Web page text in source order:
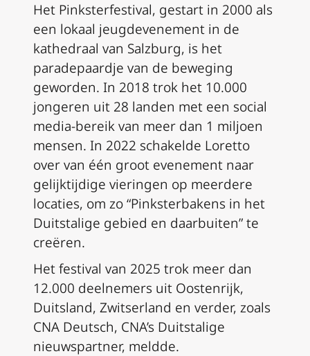
Het Pinksterfestival, gestart in 2000 als
een lokaal jeugdevenement in de
kathedraal van Salzburg, is het
paradepaardje van de beweging
geworden. In 2018 trok het 10.000
jongeren uit 28 landen met een social
media-bereik van meer dan 1 miljoen
mensen. In 2022 schakelde Loretto
over van één groot evenement naar
gelijktijdige vieringen op meerdere
locaties, om zo “Pinksterbakens in het
Duitstalige gebied en daarbuiten” te
creëren.
Het festival van 2025 trok meer dan
12.000 deelnemers uit Oostenrijk,
Duitsland, Zwitserland en verder, zoals
CNA Deutsch, CNA’s Duitstalige
nieuwspartner, meldde.